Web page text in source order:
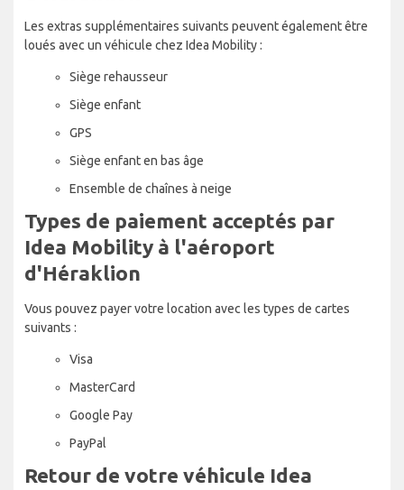
Les extras supplémentaires suivants peuvent également être
loués avec un véhicule chez Idea Mobility :
Siège rehausseur
Siège enfant
GPS
Siège enfant en bas âge
Ensemble de chaînes à neige
Types de paiement acceptés par
Idea Mobility à l'aéroport
d'Héraklion
Vous pouvez payer votre location avec les types de cartes
suivants :
Visa
MasterCard
Google Pay
PayPal
Retour de votre véhicule Idea